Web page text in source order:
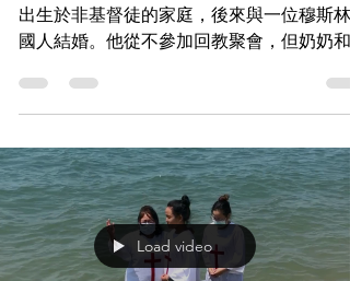
出生於非基督徒的家庭，後來與一位穆斯林
國人結婚。他從不參加回教聚會，但奶奶和
入讀基督教學校，所以她會到教會參加主日
學。我是因為女兒奇特的經歷而開始接觸基
教。...
Load video